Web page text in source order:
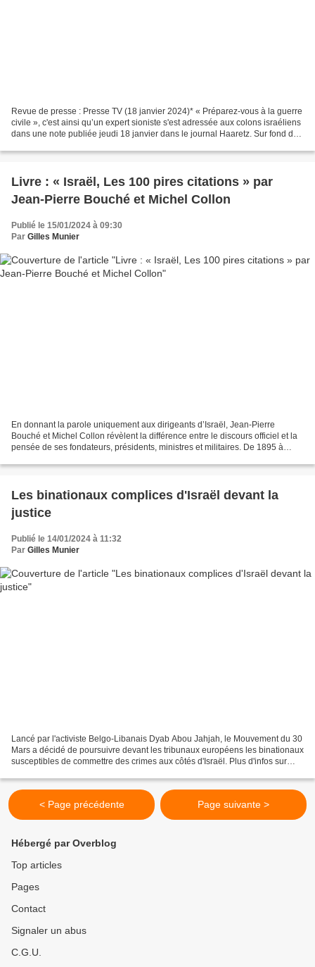
Revue de presse : Presse TV (18 janvier 2024)* « Préparez-vous à la guerre
civile », c'est ainsi qu’un expert sioniste s'est adressée aux colons israéliens
dans une note publiée jeudi 18 janvier dans le journal Haaretz. Sur fond de
Livre : « Israël, Les 100 pires citations » par
Jean-Pierre Bouché et Michel Collon
Publié le 15/01/2024 à 09:30
Par Gilles Munier
En donnant la parole uniquement aux dirigeants d’Israël, Jean-Pierre
Bouché et Michel Collon révèlent la différence entre le discours officiel et la
pensée de ses fondateurs, présidents, ministres et militaires. De 1895 à
Les binationaux complices d'Israël devant la
justice
Publié le 14/01/2024 à 11:32
Par Gilles Munier
Lancé par l'activiste Belgo-Libanais Dyab Abou Jahjah, le Mouvement du 30
Mars a décidé de poursuivre devant les tribunaux européens les binationaux
susceptibles de commettre des crimes aux côtés d'Israël. Plus d'infos sur
< Page précédente Page suivante >
Hébergé par Overblog
Top articles
Pages
Contact
Signaler un abus
C.G.U.